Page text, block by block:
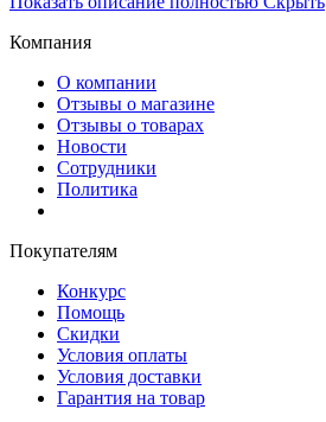
Компания
О компании
Отзывы о магазине
Отзывы о товарах
Новости
Сотрудники
Политика
Покупателям
Конкурс
Помощь
Скидки
Условия оплаты
Условия доставки
Гарантия на товар